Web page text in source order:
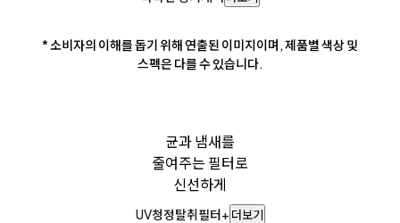
* 소비자의 이해를 돕기 위해 연출된 이미지이며, 제품별 색상 및
스펙은 다를 수 있습니다.
균과 냄새를
줄여주는 필터로
신선하게
UV청정탈취필터+ 더보기